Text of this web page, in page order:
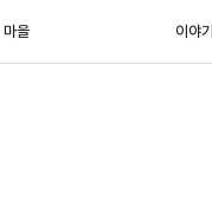
마을 이야기